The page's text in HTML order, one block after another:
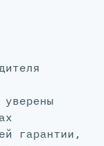
гарантии,